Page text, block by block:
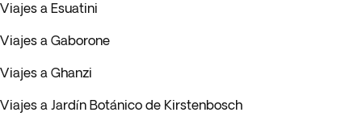
Viajes a Esuatini
Viajes a Gaborone
Viajes a Ghanzi
Viajes a Jardín Botánico de Kirstenbosch